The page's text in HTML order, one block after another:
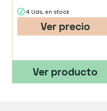
4 Uds. en stock
Ver precio
Ver producto